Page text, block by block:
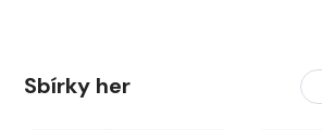
Sbírky her